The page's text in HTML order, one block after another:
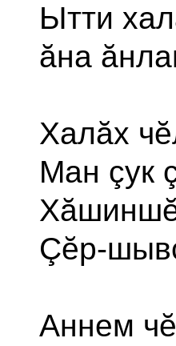
Ытти
ăна
Халăх
Ман çук
Çĕр-
Аннем